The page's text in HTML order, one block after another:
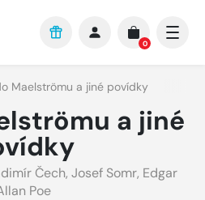
0
Maelströmu a jiné povídky
a jiné
Čech, Josef Somr, Edgar
Poe